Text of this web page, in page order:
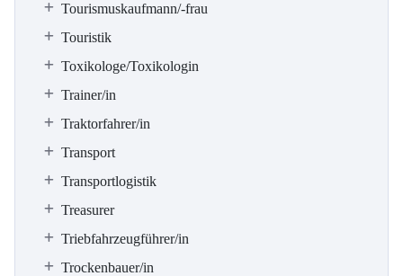
Tourismuskaufmann/-frau
Touristik
Toxikologe/Toxikologin
Trainer/in
Traktorfahrer/in
Transport
Transportlogistik
Treasurer
Triebfahrzeugführer/in
Trockenbauer/in